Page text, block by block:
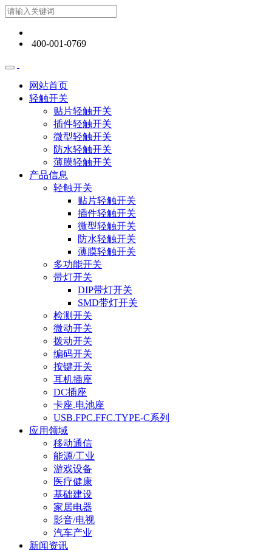
400-001-0769
网站首页
轻触开关
贴片轻触开关
插件轻触开关
微型轻触开关
防水轻触开关
薄膜轻触开关
产品信息
轻触开关
贴片轻触开关
插件轻触开关
微型轻触开关
防水轻触开关
薄膜轻触开关
多功能开关
带灯开关
DIP带灯开关
SMD带灯开关
检测开关
微动开关
拨动开关
编码开关
按键开关
耳机插座
DC插座
卡座.电池座
USB.FPC.FFC.TYPE-C系列
应用领域
移动通信
能源/工业
游戏设备
医疗健康
基础建设
家居电器
影音/电视
汽车产业
新闻资讯